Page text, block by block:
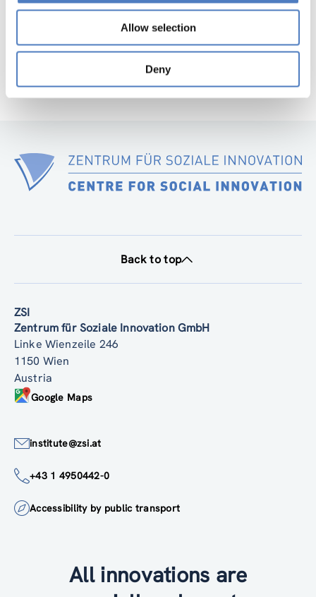
Allow selection
Deny
page
Back to top
ZSI
Zentrum für Soziale Innovation GmbH
Linke Wienzeile 246
1150 Wien
Austria
Google Maps
institute@zsi.at
+43 1 4950442-0
Accessibility by public transport
All innovations are